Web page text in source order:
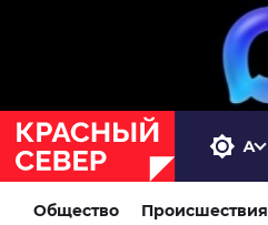
Общество Происшествия